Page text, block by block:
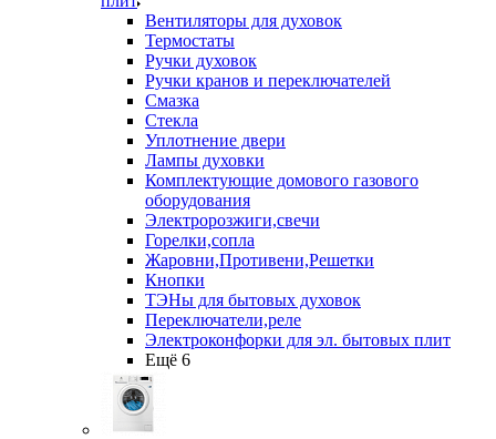
Вентиляторы для духовок
Термостаты
Ручки духовок
Ручки кранов и переключателей
Смазка
Стекла
Уплотнение двери
Лампы духовки
Комплектующие домового газового
оборудования
Электророзжиги,свечи
Горелки,сопла
Жаровни,Противени,Решетки
Кнопки
ТЭНы для бытовых духовок
Переключатели,реле
Электроконфорки для эл. бытовых плит
Ещё 6